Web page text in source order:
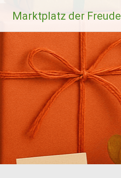
Inhalt
springen
Marktplatz der Freude